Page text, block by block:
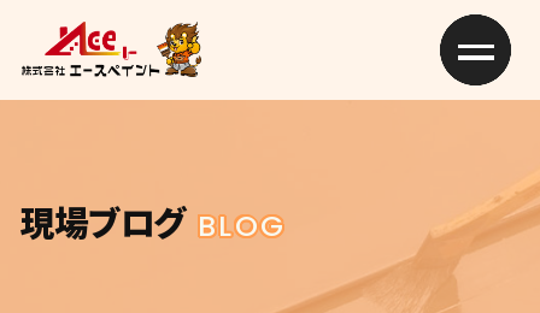
現場ブログ BLOG